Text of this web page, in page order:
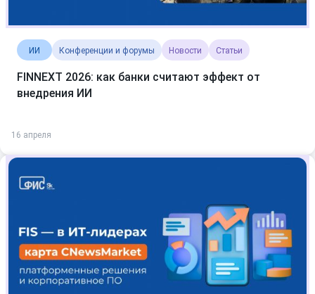
ИИ Конференции и форумы Новости Статьи
FINNEXT 2026: как банки считают эффект от
внедрения ИИ
16 апреля